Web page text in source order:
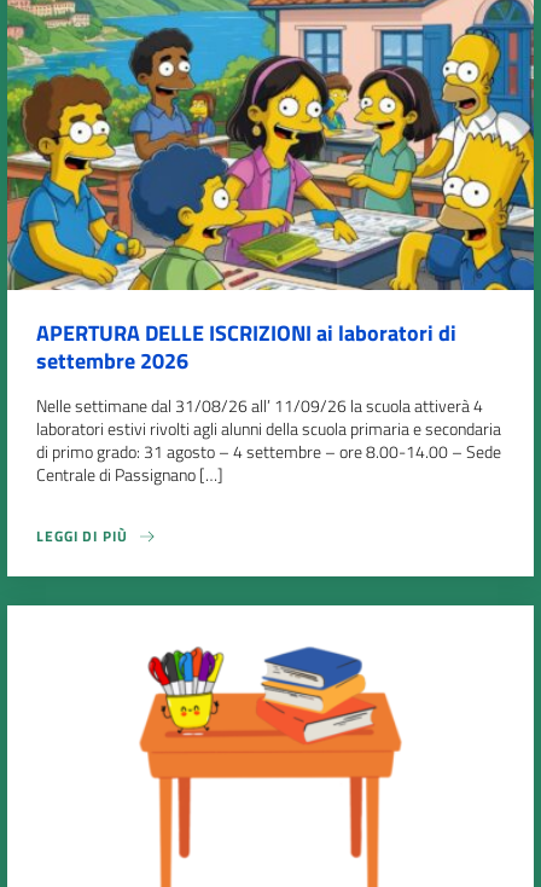
APERTURA DELLE ISCRIZIONI ai laboratori di
settembre 2026
Nelle settimane dal 31/08/26 all’ 11/09/26 la scuola attiverà 4
laboratori estivi rivolti agli alunni della scuola primaria e secondaria
di primo grado: 31 agosto – 4 settembre – ore 8.00-14.00 – Sede
Centrale di Passignano […]
LEGGI DI PIÙ